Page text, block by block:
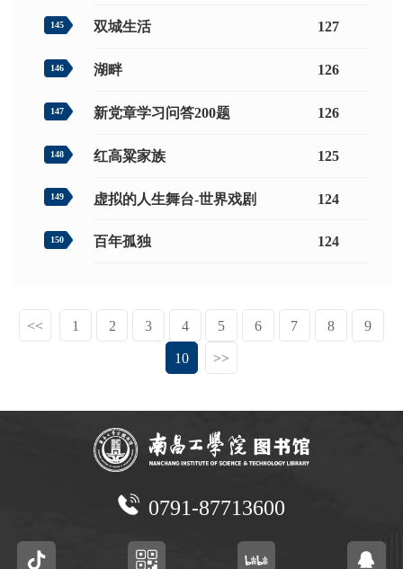
145 双城生活 127
146 湖畔 126
147 新党章学习问答200题 126
148 红高粱家族 125
149 虚拟的人生舞台-世界戏剧 124
150 百年孤独 124
<< 1 2 3 4 5 6 7 8 9
10 >>
0791-87713600